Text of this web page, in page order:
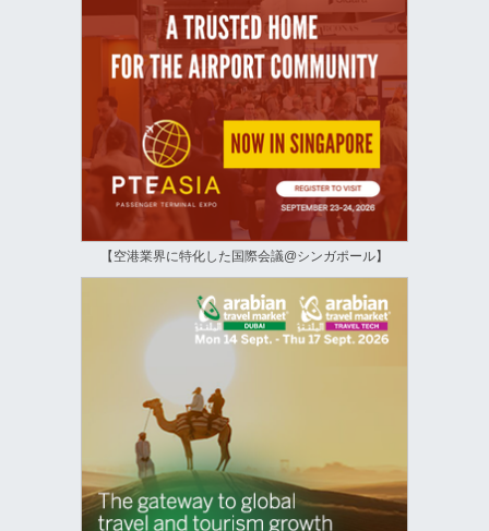
【空港業界に特化した国際会議@シンガポール】